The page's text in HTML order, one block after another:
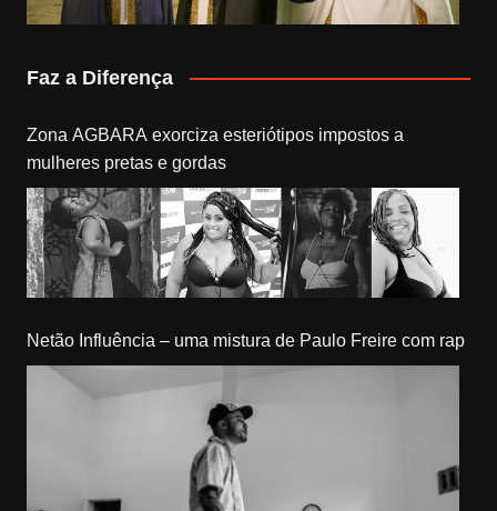
Faz a Diferença
Zona AGBARA exorciza esteriótipos impostos a
mulheres pretas e gordas
Netão Influência – uma mistura de Paulo Freire com rap